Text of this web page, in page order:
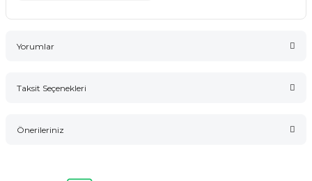
Yorumlar
Taksit Seçenekleri
Önerileriniz